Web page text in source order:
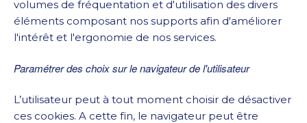
volumes de fréquentation et d'utilisation des divers
éléments composant nos supports afin d'améliorer
l'intérêt et l'ergonomie de nos services.
Paramétrer des choix sur le navigateur de l'utilisateur
L’utilisateur peut à tout moment choisir de désactiver
ces cookies. A cette fin, le navigateur peut être